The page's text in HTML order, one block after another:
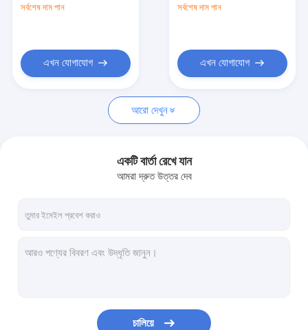
খবর
একটি উদ্ধৃতি অনুরোধ করুন
শীট মেটাল ফ্যাব্রিকেশন পরিষেবা
সর্বশেষ দাম পান
এখন যোগাযোগ
সর্বশেষ দাম পান
এখন যোগাযোগ
আরো দেখুন
একটি বার্তা রেখে যান
আমরা দ্রুত উত্তর দেব
চালিয়ে